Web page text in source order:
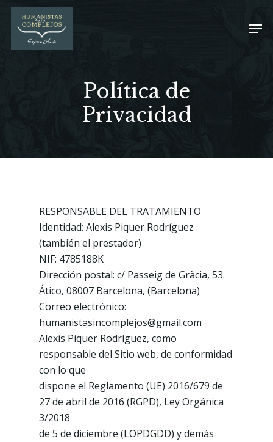
Política de
Privacidad
RESPONSABLE DEL TRATAMIENTO
Identidad: Alexis Piquer Rodríguez
(también el prestador)
NIF: 4785188K
Dirección postal: c/ Passeig de Gràcia, 53.
Ático, 08007 Barcelona, (Barcelona)
Correo electrónico:
humanistasincomplejos@gmail.com
Alexis Piquer Rodríguez, como
responsable del Sitio web, de conformidad
con lo que
dispone el Reglamento (UE) 2016/679 de
27 de abril de 2016 (RGPD), Ley Orgánica
3/2018
de 5 de diciembre (LOPDGDD) y demás